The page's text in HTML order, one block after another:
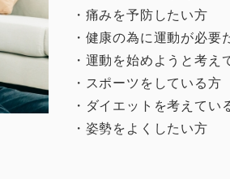
・痛みを予防したい方
・健康の為に運動が必要
・運動を始めようと考え
・スポーツをしている方
・ダイエットを考えてい
・姿勢をよくしたい方